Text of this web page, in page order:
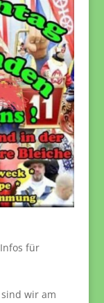
Infos für
wir am